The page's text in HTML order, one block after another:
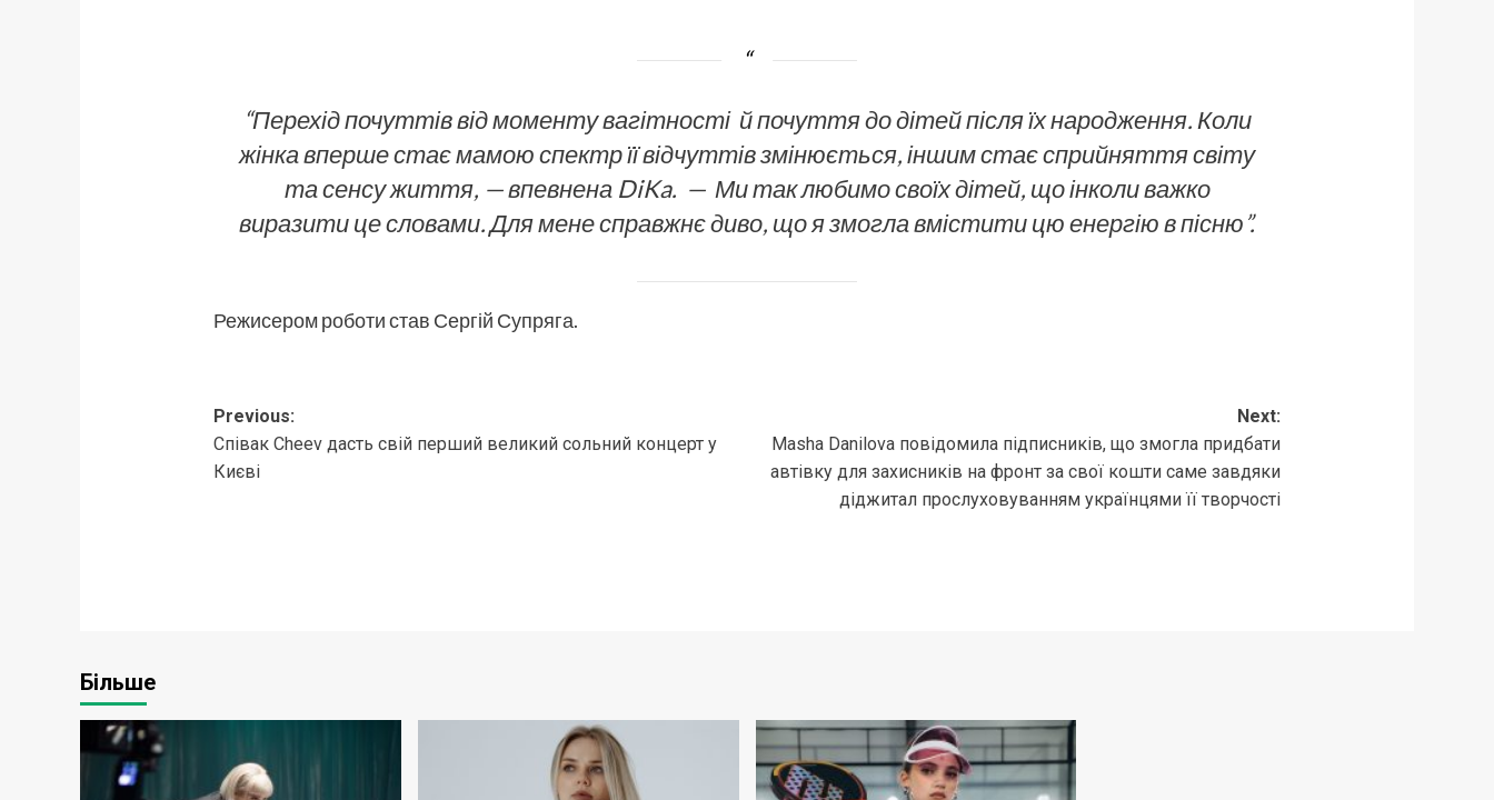
“Перехід почуттів від моменту вагітності й почуття до дітей після їх народження. Коли
жінка вперше стає мамою спектр її відчуттів змінюється, іншим стає сприйняття світу
та сенсу життя, — впевнена DiKa. — Ми так любимо своїх дітей, що інколи важко
виразити це словами. Для мене справжнє диво, що я змогла вмістити цю енергію в пісню”.
Режисером роботи став Сергій Супряга.
Post
navigation
Previous:
Співак Cheev дасть свій перший великий сольний концерт у
Києві
Next:
Masha Danilova повідомила підписників, що змогла придбати
автівку для захисників на фронт за свої кошти саме завдяки
діджитал прослуховуванням українцями її творчості
Більше